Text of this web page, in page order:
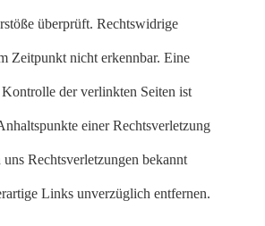
überprüft. Rechtswidrige
Zeitpunkt nicht erkennbar. Eine
der verlinkten Seiten ist
einer Rechtsverletzung
Rechtsverletzungen bekannt
Links unverzüglich entfernen.